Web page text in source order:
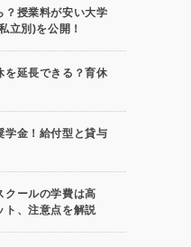
？授業料が安い大学
立別)を公開！
を延長できる？育休
学金！給付型と貸与
クールの学費は高
ト、注意点を解説